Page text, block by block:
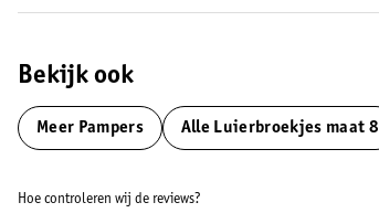
EAN code:8006530143561
Bekijk ook
Meer Pampers Alle Luierbroekjes maat 8
Hoe controleren wij de reviews?